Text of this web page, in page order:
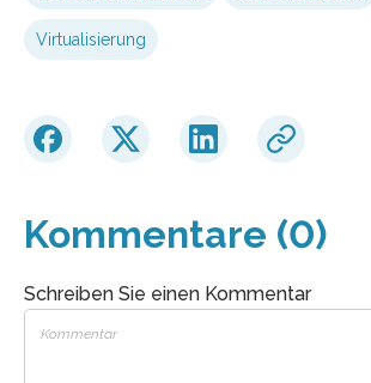
Virtualisierung
Kommentare (0)
Schreiben Sie einen Kommentar